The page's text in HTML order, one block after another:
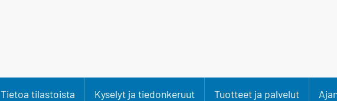
Tietoa tilastoista Kyselyt ja tiedonkeruut Tuotteet ja palvelut